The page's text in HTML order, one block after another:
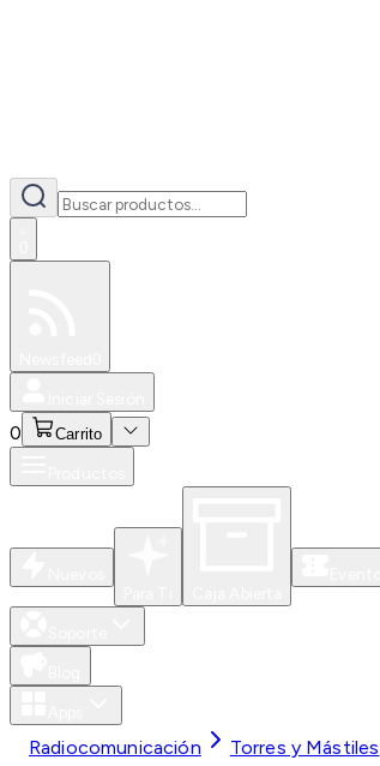
0 Carrito
Radiocomunicación Torres y Mástiles